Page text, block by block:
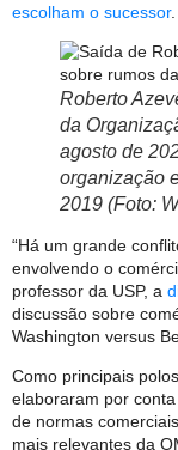
escolham o sucessor.
Roberto
da
agosto de
organização
2019 (Foto:
“Há um grande
envolvendo o
professor da USP, a
discussão sobre
Washington versus
Como principais
elaboraram por
de normas
mais relevantes da